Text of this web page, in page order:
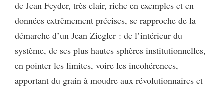
de Jean Feyder, très clair, riche en exemples et en
données extrêmement précises, se rapproche de la
démarche d’un Jean Ziegler : de l’intérieur du
système, de ses plus hautes sphères institutionnelles,
en pointer les limites, voire les incohérences,
apportant du grain à moudre aux révolutionnaires et